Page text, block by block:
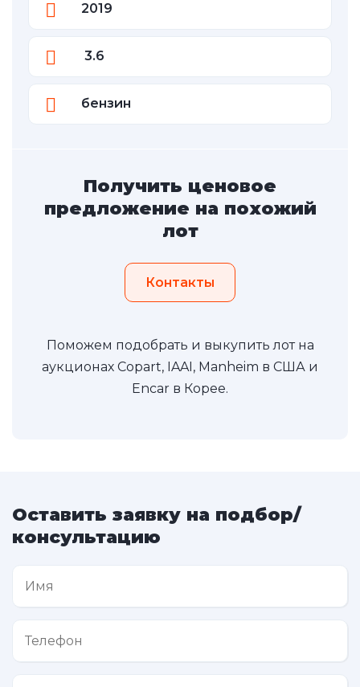
2019
3.6
бензин
Получить ценовое
предложение на похожий
лот
Контакты
Поможем подобрать и выкупить лот на
аукционах Copart, IAAI, Manheim в США и
Encar в Корее.
Оставить заявку на подбор/
консультацию